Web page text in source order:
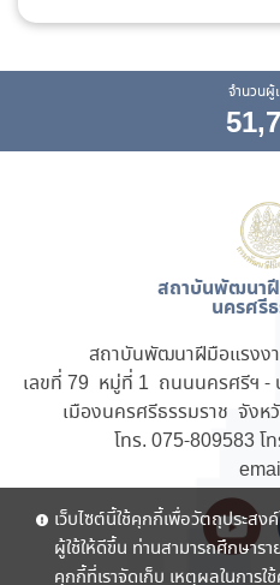
จำนวนผู้
สถาบันพัฒนาฝี
นครศรี
สถาบันพัฒนาฝีมือแรงง
เลขที่ 79 หมู่ที่ 1 ถนนนครศรีฯ -
เมืองนครศรีธรรมราช จังห
โทร. 075-809583 โ
เว็บไซต์นี้ใช้คุกกี้เพื่อวัตถุประส
ผู้ใช้ให้ดีขึ้น ท่านสามารถศึกษาร
คุกกี้ที่เราจัดเก็บ เหตุผลในการ